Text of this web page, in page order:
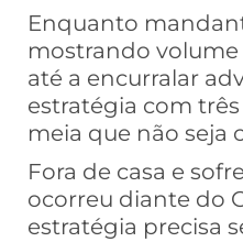
Enquanto
mostrando
até a encurralar
estratégia com
meia que não seja
Fora de casa e
ocorreu diante do
estratégia precisa